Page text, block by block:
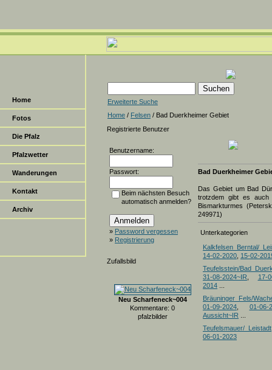
Home
Fotos
Die Pfalz
Pfalzwetter
Wanderungen
Kontakt
Archiv
Erweiterte Suche
Home / Felsen / Bad Duerkheimer Gebiet
Registrierte Benutzer
Benutzername:
Passwort:
Beim nächsten Besuch
automatisch anmelden?
» Password vergessen
» Registrierung
Zufallsbild
Neu Scharfeneck~004
Kommentare: 0
pfalzbilder
Bad Duerkheimer
Das Gebiet um Bad
trotzdem gibt es auch
Bismarkturmes
249971)
Unterkategorien
Kalkfelsen_Berntal/
14-02-2020 15-02-
Teufelsstein/
31-08-2024~IR
17-
2014
Bräuninger_Fels/
01-09-2024
01-06-
Aussicht~IR
Teufelsmauer/_Leistadt
06-01-2023